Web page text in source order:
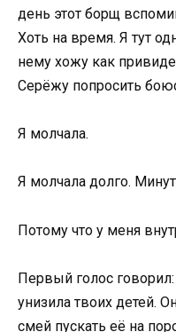
день этот борщ
Хоть на время. Я тут
нему хожу как
Серёжу попросить
Я молчала.
Я молчала долго.
Потому что у меня
Первый голос говорил:
унизила твоих детей.
смей пускать её на